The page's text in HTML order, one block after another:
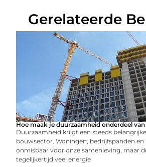
Gerelateerde
Hoe maak je duurzaamheid onderdeel
Duurzaamheid krijgt een steeds
bouwsector. Woningen, bedrijfspanden
onmisbaar voor onze samenleving, maar
tegelijkertijd veel energie